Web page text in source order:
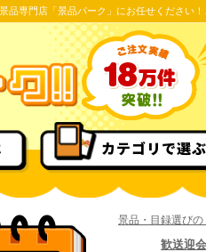
品専門店「景品パーク」にお任せください
カテゴリで選ぶ
景品・目録選び
歓送迎